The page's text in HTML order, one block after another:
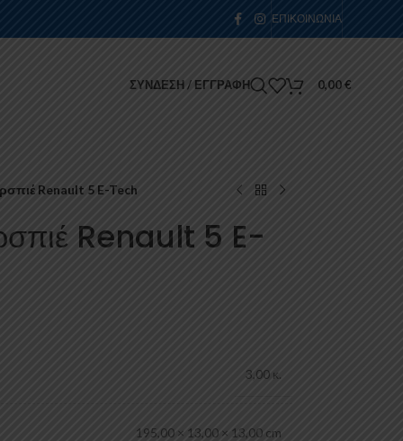
ΕΠΙΚΟΙΝΩΝΊΑ
ΣΎΝΔΕΣΗ / ΕΓΓΡΑΦΉ 0,00€
Renault 5 E-Tech
Renault 5 E-
3,00 κ.
195,00 × 13,00 × 13,00 cm